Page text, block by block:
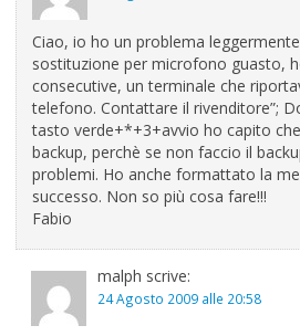
Ciao, io ho un problema
sostituzione per microfono guasto,
consecutive, un terminale che
telefono. Contattare il rivenditore”;
tasto verde+*+3+avvio ho capito
backup, perchè se non faccio il
problemi. Ho anche formattato la
successo. Non so più cosa fare!!!
Fabio
malph scrive:
24 Agosto 2009 alle 20:58